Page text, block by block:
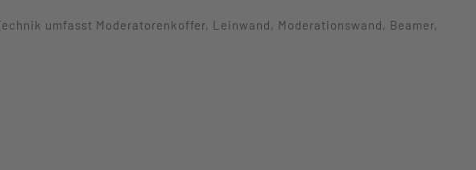
umfasst Moderatorenkoffer, Leinwand, Moderationswand, Beamer,